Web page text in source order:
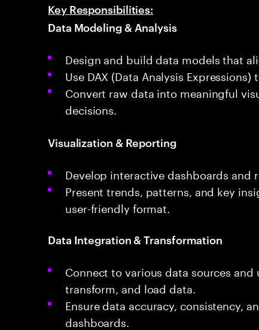
Key Responsibilities:
Data Modeling & Analysis
Design and build data models that
Use DAX (Data Analysis
Convert raw data into meaningful
decisions.
Visualization & Reporting
Develop interactive dashboards and
Present trends, patterns, and key
user-friendly format.
Data Integration & Transformation
Connect to various data sources and
transform, and load data.
Ensure data accuracy, consistency,
dashboards.